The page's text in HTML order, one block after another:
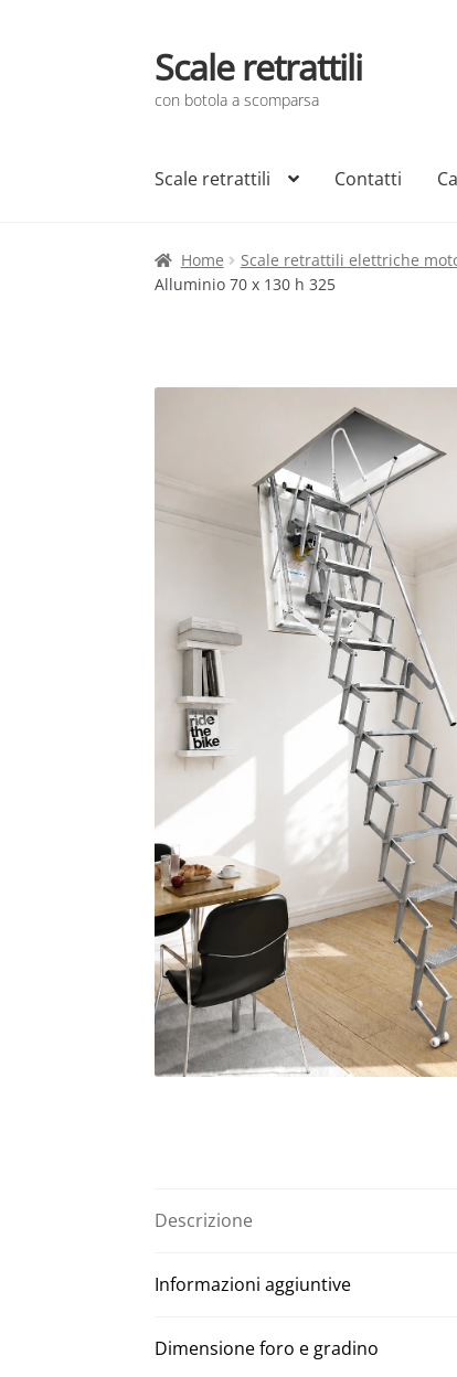
Vai
alla
navigazione
Vai
al
contenuto
Scale retrattili
con botola a scomparsa
Scale retrattili Contatti
Home Scale retrattili elettriche
Alluminio 70 x 130 h 325
Descrizione
Informazioni aggiuntive
Dimensione foro e gradino